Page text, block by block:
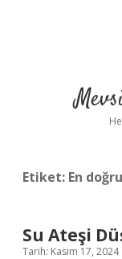
Etiket: En
Su Ateşi
Tarih: Kasım 17, 2024